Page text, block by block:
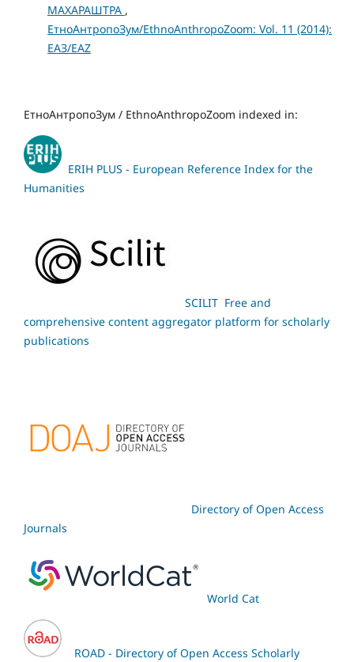
МАХАРАШТРА ,
ЕтноАнтропоЗум/EthnoAnthropoZoom: Vol. 11 (2014):
ЕАЗ/EAZ
ЕтноАнтропоЗум / EthnoAnthropoZoom indexed in:
ERIH PLUS - European Reference Index for the
Humanities
SCILIT Free and
comprehensive content aggregator platform for scholarly
publications
Directory of Open Access
Journals
World Cat
ROAD - Directory of Open Access Scholarly